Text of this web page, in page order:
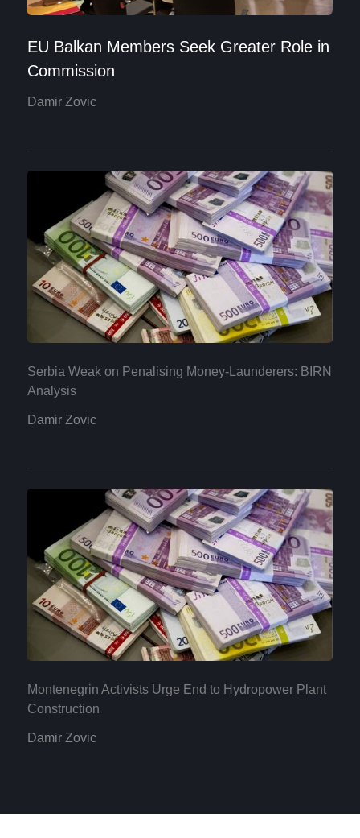
EU Balkan Members Seek Greater Role in
Commission
Damir Zovic
Serbia Weak on Penalising Money-Launderers: BIRN
Analysis
Damir Zovic
Montenegrin Activists Urge End to Hydropower Plant
Construction
Damir Zovic